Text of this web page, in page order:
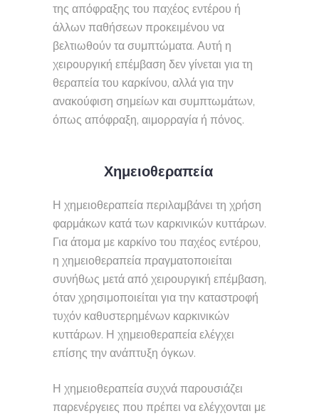
της απόφραξης του παχέος εντέρου ή
άλλων παθήσεων προκειμένου να
βελτιωθούν τα συμπτώματα. Αυτή η
χειρουργική επέμβαση δεν γίνεται για τη
θεραπεία του καρκίνου, αλλά για την
ανακούφιση σημείων και συμπτωμάτων,
όπως απόφραξη, αιμορραγία ή πόνος.
Χημειοθεραπεία
Η χημειοθεραπεία περιλαμβάνει τη χρήση
φαρμάκων κατά των καρκινικών κυττάρων.
Για άτομα με καρκίνο του παχέος εντέρου,
η χημειοθεραπεία πραγματοποιείται
συνήθως μετά από χειρουργική επέμβαση,
όταν χρησιμοποιείται για την καταστροφή
τυχόν καθυστερημένων καρκινικών
κυττάρων. Η χημειοθεραπεία ελέγχει
επίσης την ανάπτυξη όγκων.
Η χημειοθεραπεία συχνά παρουσιάζει
παρενέργειες που πρέπει να ελέγχονται με